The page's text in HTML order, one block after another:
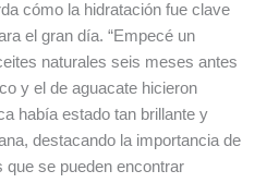
cómo la hidratación fue clave
el gran día. “Empecé un
naturales seis meses antes
y el de aguacate hicieron
había estado tan brillante y
destacando la importancia de
que se pueden encontrar